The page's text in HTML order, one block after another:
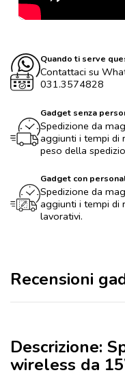
Quando ti serve
Contattaci su
031.3574828
Gadget senza
Spedizione da
aggiunti i tempi di
peso della
Gadget con
Spedizione da
aggiunti i tempi di
lavorativi.
Recensioni
Descrizione:
wireless da